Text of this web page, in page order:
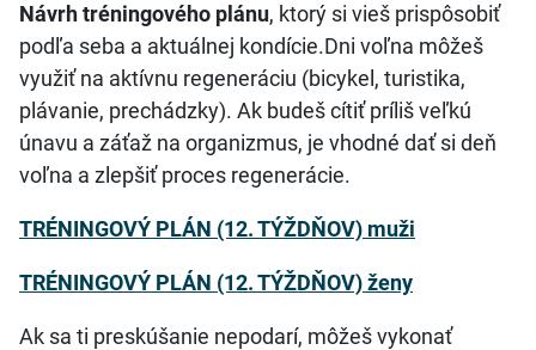
Návrh tréningového plánu, ktorý si vieš prispôsobiť
podľa seba a aktuálnej kondície.Dni voľna môžeš
využiť na aktívnu regeneráciu (bicykel, turistika,
plávanie, prechádzky). Ak budeš cítiť príliš veľkú
únavu a záťaž na organizmus, je vhodné dať si deň
voľna a zlepšiť proces regenerácie.
TRÉNINGOVÝ PLÁN (12. TÝŽDŇOV) muži
TRÉNINGOVÝ PLÁN (12. TÝŽDŇOV) ženy
Ak sa ti preskúšanie nepodarí, môžeš vykonať